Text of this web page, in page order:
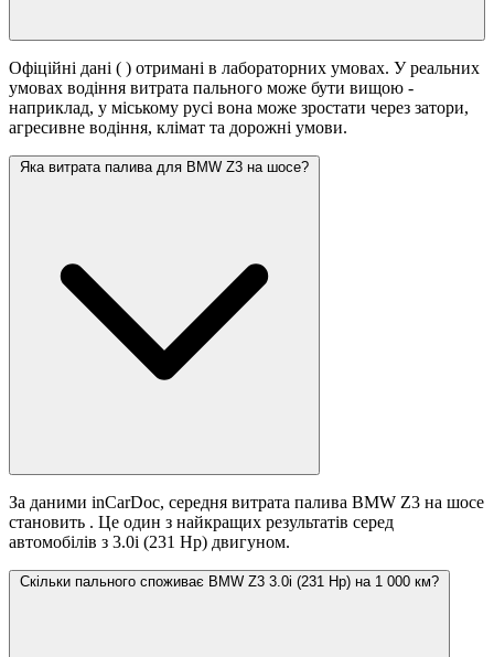
Офіційні дані ( ) отримані в лабораторних умовах. У реальних
умовах водіння витрата пального може бути вищою -
наприклад, у міському русі вона може зростати через затори,
агресивне водіння, клімат та дорожні умови.
Яка витрата палива для BMW Z3 на шосе?
За даними inCarDoc, середня витрата палива BMW Z3 на шосе
становить . Це один з найкращих результатів серед
автомобілів з 3.0i (231 Hp) двигуном.
Скільки пального споживає BMW Z3 3.0i (231 Hp) на 1 000 км?